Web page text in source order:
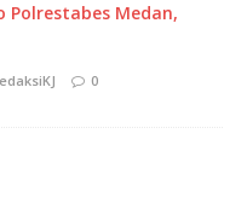
Polrestabes Medan,
0